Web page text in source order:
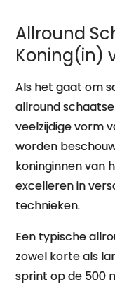
Allround
Koning(in)
Als het gaat om
allround
veelzijdige vorm
worden
koninginnen van
excelleren in
technieken.
Een typische
zowel korte als
sprint op de 500